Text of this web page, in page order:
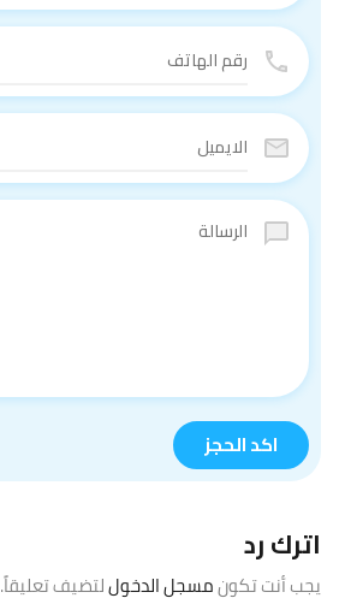
اترك رد
يجب أنت تكونمسجل الدخوللتضيف تعليقاً.